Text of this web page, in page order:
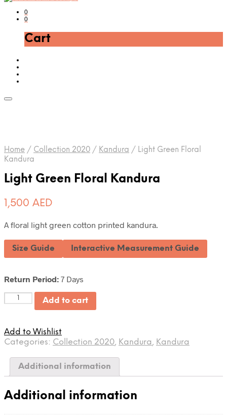
0
0
Cart
Home / Collection 2020 / Kandura / Light Green Floral
Kandura
Light Green Floral Kandura
1,500 AED
A floral light green cotton printed kandura.
Size Guide Interactive Measurement Guide
Return Period: 7 Days
Quantity Add to cart
Add to Wishlist
Categories: Collection 2020, Kandura, Kandura
Additional information
Additional information